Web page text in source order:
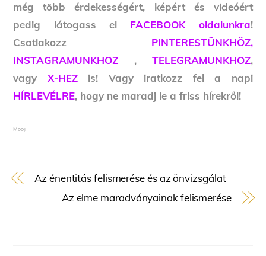
még több érdekességért, képért és videóért
pedig látogass el FACEBOOK oldalunkra!
Csatlakozz PINTERESTÜNKHÖZ,
INSTAGRAMUNKHOZ , TELEGRAMUNKHOZ,
vagy X-HEZis! Vagy iratkozz fel a napi
HÍRLEVÉLRE, hogy ne maradj le a friss hírekről!
Mooji
Az énentitás felismerése és az önvizsgálat
Az elme maradványainak felismerése